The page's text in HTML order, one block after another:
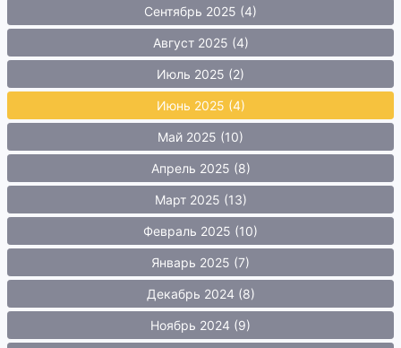
Сентябрь 2025 (4)
Август 2025 (4)
Июль 2025 (2)
Июнь 2025 (4)
Май 2025 (10)
Апрель 2025 (8)
Март 2025 (13)
Февраль 2025 (10)
Январь 2025 (7)
Декабрь 2024 (8)
Ноябрь 2024 (9)